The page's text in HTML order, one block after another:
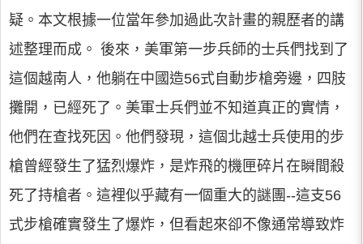
疑。本文根據一位當年參加過此次計畫的親歷者的講
述整理而成。 後來，美軍第一步兵師的士兵們找到了
這個越南人，他躺在中國造56式自動步槍旁邊，四肢
攤開，已經死了。美軍士兵們並不知道真正的實情，
他們在查找死因。他們發現，這個北越士兵使用的步
槍曾經發生了猛烈爆炸，是炸飛的機匣碎片在瞬間殺
死了持槍者。這裡似乎藏有一個重大的謎團--這支56
式步槍確實發生了爆炸，但看起來卻不像通常導致炸